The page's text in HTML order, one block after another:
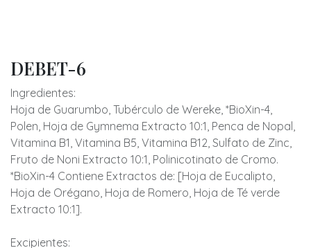
DEBET-6
Ingredientes:
Hoja de Guarumbo, Tubérculo de Wereke, *BioXin-4,
Polen, Hoja de Gymnema Extracto 10:1, Penca de Nopal,
Vitamina B1, Vitamina B5, Vitamina B12, Sulfato de Zinc,
Fruto de Noni Extracto 10:1, Polinicotinato de Cromo.
*BioXin-4 Contiene Extractos de: [Hoja de Eucalipto,
Hoja de Orégano, Hoja de Romero, Hoja de Té verde
Extracto 10:1].
Excipientes: